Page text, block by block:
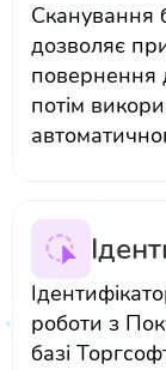
Сканування
дозволяє
повернення
потім
роботи з
базі